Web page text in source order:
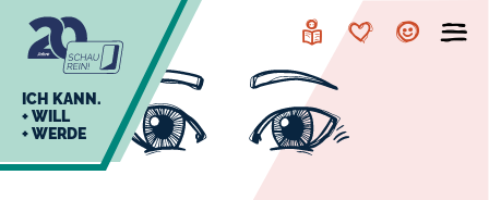
Navigation
Inhalt
Leichte
Sprache
MerkzettelAccount
ICH KANN.
+ WILL
+ WERDE